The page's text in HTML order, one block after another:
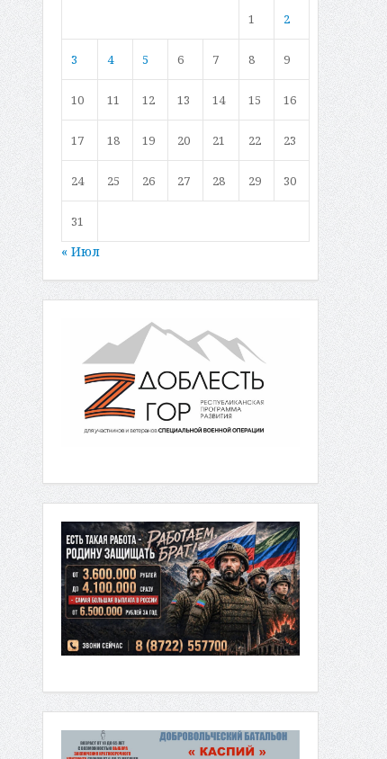
1 2
3 4 5 6 7 8 9
10 11 12 13 14 15 16
17 18 19 20 21 22 23
24 25 26 27 28 29 30
31
« Июл